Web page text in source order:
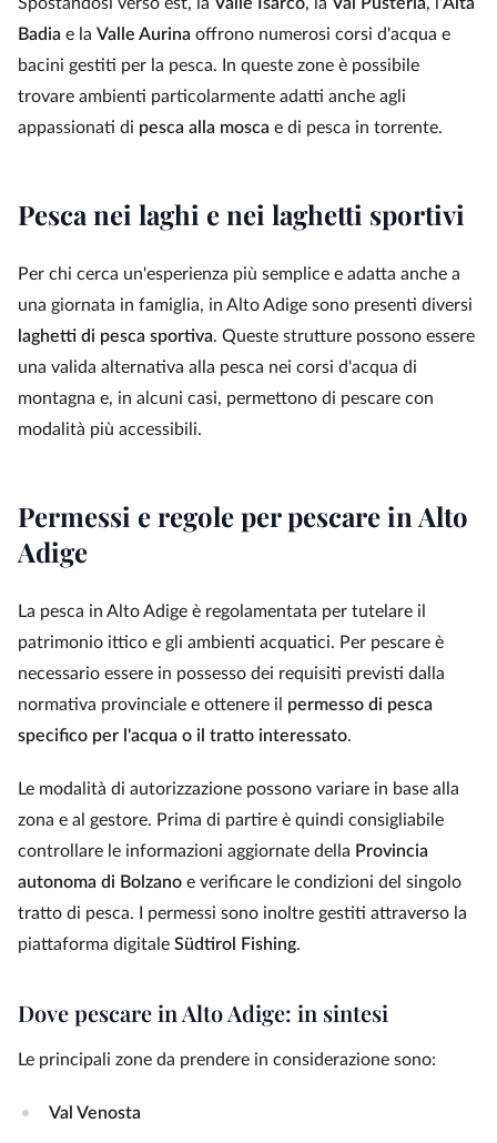
Badia e la Valle Aurina offrono numerosi corsi d'acqua e
bacini gestiti per la pesca. In queste zone è possibile
trovare ambienti particolarmente adatti anche agli
appassionati di pesca alla mosca e di pesca in torrente.
Pesca nei laghi e nei laghetti sportivi
Per chi cerca un'esperienza più semplice e adatta anche a
una giornata in famiglia, in Alto Adige sono presenti diversi
laghetti di pesca sportiva. Queste strutture possono essere
una valida alternativa alla pesca nei corsi d'acqua di
montagna e, in alcuni casi, permettono di pescare con
modalità più accessibili.
Permessi e regole per pescare in Alto
Adige
La pesca in Alto Adige è regolamentata per tutelare il
patrimonio ittico e gli ambienti acquatici. Per pescare è
necessario essere in possesso dei requisiti previsti dalla
normativa provinciale e ottenere il permesso di pesca
specifico per l'acqua o il tratto interessato.
Le modalità di autorizzazione possono variare in base alla
zona e al gestore. Prima di partire è quindi consigliabile
controllare le informazioni aggiornate della Provincia
autonoma di Bolzano e verificare le condizioni del singolo
tratto di pesca. I permessi sono inoltre gestiti attraverso la
piattaforma digitale Südtirol Fishing.
Dove pescare in Alto Adige: in sintesi
Le principali zone da prendere in considerazione sono:
Val Venosta